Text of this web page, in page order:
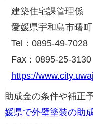
建築住宅課管理係
愛媛県宇和島市曙
Tel：0895-49-7028
Fax：0895-25-3130
https://
助成金の条件や補正
媛県で外壁塗装の助